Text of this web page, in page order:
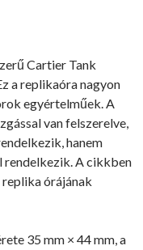
Cartier Tank
a replikaóra nagyon
egyértelműek. A
van felszerelve,
hanem
rendelkezik. A cikkben
órájának
35 mm × 44 mm, a